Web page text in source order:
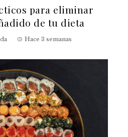
para eliminar
de tu dieta
Hace 3 semanas